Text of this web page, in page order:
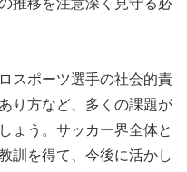
スポーツ選手の社会的責
り方など、多くの課題が
ょう。サッカー界全体と
訓を得て、今後に活かし